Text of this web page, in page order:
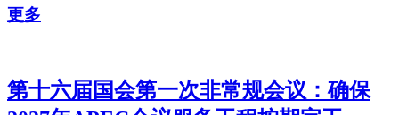
更多
第十六届国会第一次非常规会议：确保